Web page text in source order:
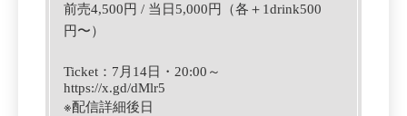
前売4,500円 / 当日5,000円（各＋1drink500
円〜）
Ticket ：7月14日 ・ ‪20:00‬ ～
https://x.gd/dMlr5
※配信詳細後日